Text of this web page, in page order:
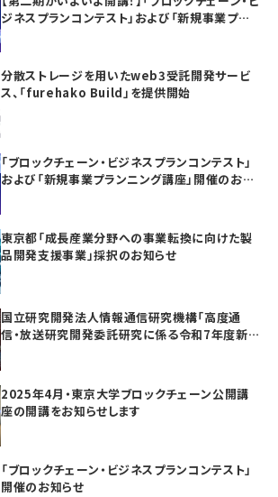
ジネスプランコンテスト」および「新規事業プラ
分散ストレージを用いたweb3受託開発サービ
ス、「furehako Build」を提供開始
「ブロックチェーン・ビジネスプランコンテスト」
および「新規事業プランニング講座」開催のお知
東京都「成長産業分野への事業転換に向けた製
品開発支援事業」採択のお知らせ
国立研究開発法人情報通信研究機構「高度通
信・放送研究開発委託研究に係る令和7年度新
2025年4月・東京大学ブロックチェーン公開講
座の開講をお知らせします
「ブロックチェーン・ビジネスプランコンテスト」
開催のお知らせ